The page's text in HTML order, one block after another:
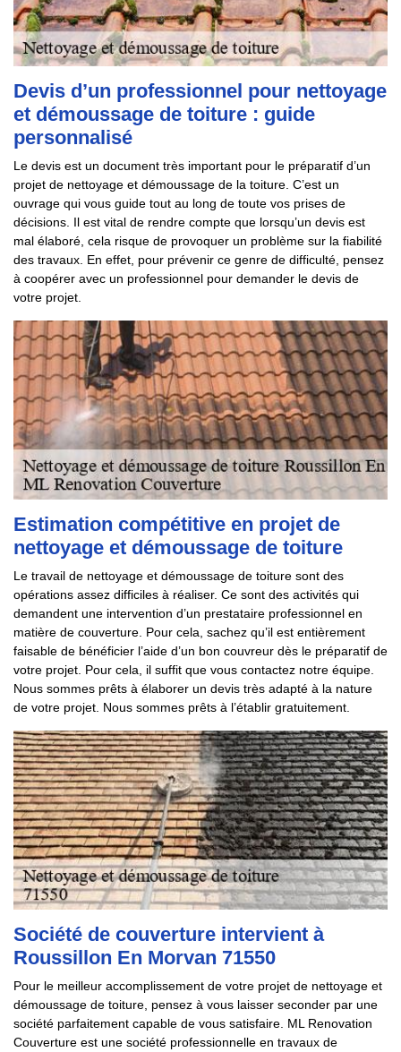
Devis d’un professionnel pour nettoyage
et démoussage de toiture : guide
personnalisé
Le devis est un document très important pour le préparatif d’un
projet de nettoyage et démoussage de la toiture. C’est un
ouvrage qui vous guide tout au long de toute vos prises de
décisions. Il est vital de rendre compte que lorsqu’un devis est
mal élaboré, cela risque de provoquer un problème sur la fiabilité
des travaux. En effet, pour prévenir ce genre de difficulté, pensez
à coopérer avec un professionnel pour demander le devis de
votre projet.
Estimation compétitive en projet de
nettoyage et démoussage de toiture
Le travail de nettoyage et démoussage de toiture sont des
opérations assez difficiles à réaliser. Ce sont des activités qui
demandent une intervention d’un prestataire professionnel en
matière de couverture. Pour cela, sachez qu’il est entièrement
faisable de bénéficier l’aide d’un bon couvreur dès le préparatif de
votre projet. Pour cela, il suffit que vous contactez notre équipe.
Nous sommes prêts à élaborer un devis très adapté à la nature
de votre projet. Nous sommes prêts à l’établir gratuitement.
Société de couverture intervient à
Roussillon En Morvan 71550
Pour le meilleur accomplissement de votre projet de nettoyage et
démoussage de toiture, pensez à vous laisser seconder par une
société parfaitement capable de vous satisfaire. ML Renovation
Couverture est une société professionnelle en travaux de